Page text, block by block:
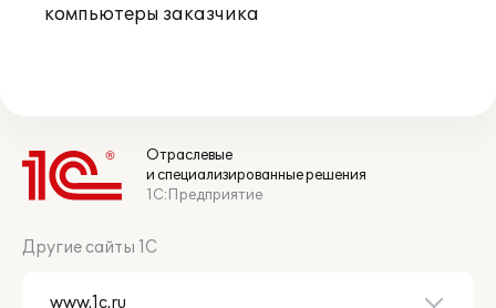
компьютеры заказчика
Отраслевые
и специализированные решения
1С:Предприятие
Другие сайты 1С